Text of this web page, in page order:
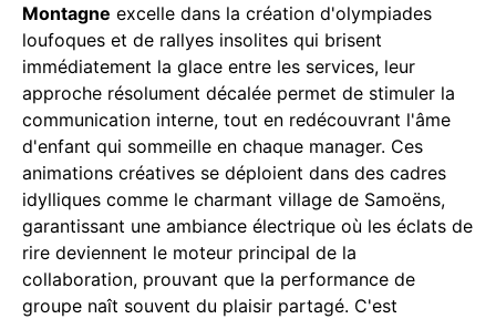
Montagne excelle dans la création d'olympiades
loufoques et de rallyes insolites qui brisent
immédiatement la glace entre les services, leur
approche résolument décalée permet de stimuler la
communication interne, tout en redécouvrant l'âme
d'enfant qui sommeille en chaque manager. Ces
animations créatives se déploient dans des cadres
idylliques comme le charmant village de Samoëns,
garantissant une ambiance électrique où les éclats de
rire deviennent le moteur principal de la
collaboration, prouvant que la performance de
groupe naît souvent du plaisir partagé. C'est